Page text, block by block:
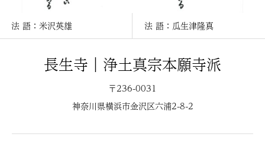
法 語：米沢英雄 法 語：瓜生津隆真
長生寺｜浄土真宗本願寺派
〒236-0031
神奈川県横浜市金沢区六浦2-8-2